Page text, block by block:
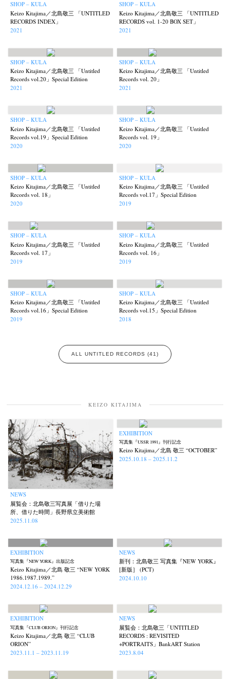
Exhibition Workshop Documents Contact About Shop
Akifumi Tanaka (7) Fumikiyo Nagamachi (27) Kazumichi Hashimoto (6)
Kazuyuki Kawaguchi Keizo Kitajima
Naoki Ohji Nick Haymes
photographers' gallery File photographers’ gallery press (14)
Postwar and Shōwa-Era Publication (42)
Takuro Yoneda Untitled Records
SHOP – KULA
Keizo Kitajima／北島敬三 「UNTITLED
RECORDS INDEX」
2021
SHOP – KULA
Keizo Kitajima／北島敬三 「UNTITLED
RECORDS vol. 1-20 BOX SET」
2021
SHOP – KULA
Keizo Kitajima／北島敬三 「Untitled
Records vol.20」Special Edition
2021
SHOP – KULA
Keizo Kitajima／北島敬三 「Untitled
Records vol. 20」
2021
SHOP – KULA
Keizo Kitajima／北島敬三 「Untitled
Records vol.19」Special Edition
2020
SHOP – KULA
Keizo Kitajima／北島敬三 「Untitled
Records vol. 19」
2020
SHOP – KULA
Keizo Kitajima／北島敬三 「Untitled
Records vol. 18」
2020
SHOP – KULA
Keizo Kitajima／北島敬三 「Untitled
Records vol.17」Special Edition
2019
SHOP – KULA
Keizo Kitajima／北島敬三 「Untitled
Records vol. 17」
2019
SHOP – KULA
Keizo Kitajima／北島敬三 「Untitled
Records vol. 16」
2019
SHOP – KULA
Keizo Kitajima／北島敬三 「Untitled
Records vol.16」Special Edition
2019
SHOP – KULA
Keizo Kitajima／北島敬三 「Untitled
Records vol.15」Special Edition
2018
ALL UNTITLED RECORDS (41)
KEIZO KITAJIMA
NEWS
展覧会：北島敬三写真展「借りた場
所、借りた時間」長野県立美術館
2025.11.08
EXHIBITION
写真集『USSR 1991』刊行記念
Keizo Kitajima／北島 敬三 “OCTOBER”
2025.10.18 – 2025.11.2
EXHIBITION
写真集『NEW YORK』出版記念
Keizo Kitajima／北島 敬三 “NEW YORK
1986.1987.1989.”
2024.12.16 – 2024.12.29
NEWS
新刊：北島敬三 写真集『NEW YORK』
[新版］ (PCT)
2024.10.10
EXHIBITION
写真集『CLUB ORION』刊行記念
Keizo Kitajima／北島 敬三 “CLUB
ORION”
2023.11.1 – 2023.11.19
NEWS
展覧会：北島敬三「UNTITLED
RECORDS : REVISITED
+PORTRAITS」BankART Station
2023.8.04